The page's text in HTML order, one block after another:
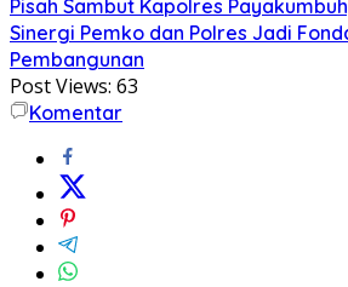
Pisah Sambut Kapolres
Sinergi Pemko dan Polres Jadi
Pembangunan
Post Views: 63
Komentar